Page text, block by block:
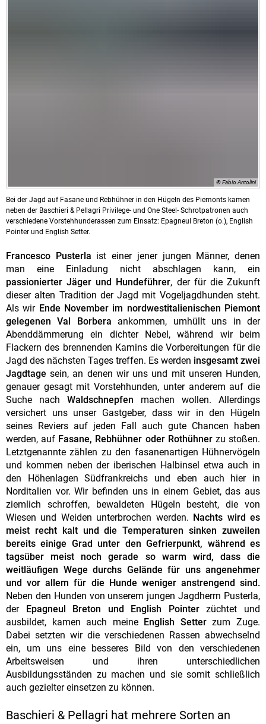
© Fabio Antolini
Bei der Jagd auf Fasane und Rebhühner in den Hügeln des Piemonts kamen
neben der Baschieri & Pellagri Privilege- und One Steel- Schrotpatronen auch
verschiedene Vorstehhunderassen zum Einsatz: Epagneul Breton (o.), English
Pointer und English Setter.
Francesco Pusterla ist einer jener jungen Männer, denen
man eine Einladung nicht abschlagen kann, ein
passionierter Jäger und Hundeführer, der für die Zukunft
dieser alten Tradition der Jagd mit Vogeljagdhunden steht.
Als wir Ende November im nordwestitalienischen Piemont
gelegenen Val Borbera ankommen, umhüllt uns in der
Abenddämmerung ein dichter Nebel, während wir beim
Flackern des brennenden Kamins die Vorbereitungen für die
Jagd des nächsten Tages treffen. Es werden insgesamt zwei
Jagdtage sein, an denen wir uns und mit unseren Hunden,
genauer gesagt mit Vorstehhunden, unter anderem auf die
Suche nach Waldschnepfen machen wollen. Allerdings
versichert uns unser Gastgeber, dass wir in den Hügeln
seines Reviers auf jeden Fall auch gute Chancen haben
werden, auf Fasane, Rebhühner oder Rothühnerzu stoßen.
Letztgenannte zählen zu den fasanenartigen Hühnervögeln
und kommen neben der iberischen Halbinsel etwa auch in
den Höhenlagen Südfrankreichs und eben auch hier in
Norditalien vor. Wir befinden uns in einem Gebiet, das aus
ziemlich schroffen, bewaldeten Hügeln besteht, die von
Wiesen und Weiden unterbrochen werden. Nachts wird es
meist recht kalt und die Temperaturen sinken zuweilen
bereits einige Grad unter den Gefrierpunkt, während es
tagsüber meist noch gerade so warm wird, dass die
weitläufigen Wege durchs Gelände für uns angenehmer
und vor allem für die Hunde weniger anstrengend sind.
Neben den Hunden von unserem jungen Jagdherrn Pusterla,
der
Epagneul Breton und English Pointerzüchtet und
ausbildet, kamen auch meineEnglish Setterzum Zuge.
Dabei setzten wir die verschiedenen Rassen abwechselnd
ein, um uns eine besseres Bild von den verschiedenen
Arbeitsweisen und ihren unterschiedlichen
Ausbildungsständen zu machen und sie somit schließlich
auch gezielter einsetzen zu können.
Baschieri & Pellagri hat mehrere Sorten an